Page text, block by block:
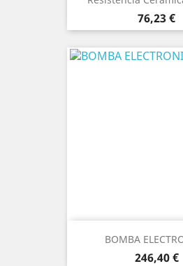
Precio
76,23 €
BOMBA
Precio
246,40 €